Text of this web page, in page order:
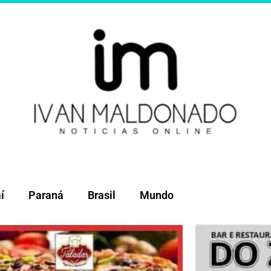
Paraná Brasil Mundo